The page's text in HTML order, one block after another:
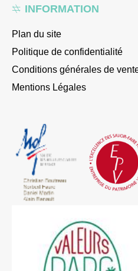
INFORMATION
Plan du site
Politique de confidentialité
Conditions générales de
Mentions Légales